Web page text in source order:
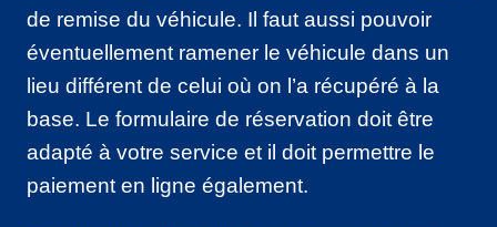
de remise du véhicule. Il faut aussi pouvoir
éventuellement ramener le véhicule dans un
lieu différent de celui où on l’a récupéré à la
base. Le formulaire de réservation doit être
adapté à votre service et il doit permettre le
paiement en ligne également.